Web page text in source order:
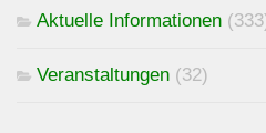
Aktuelle Informationen
Veranstaltungen (32)